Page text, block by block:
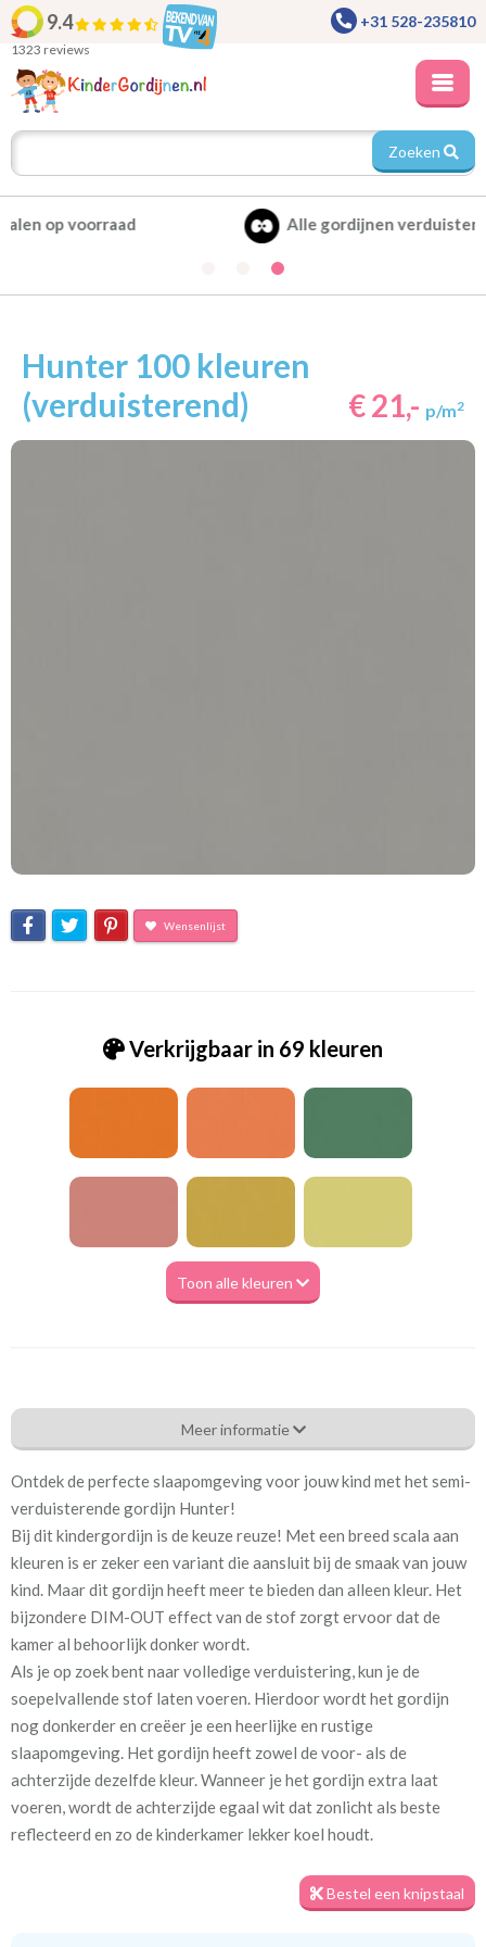
9.4
1323 reviews
+31 528-235810
Zoeken
Alle gordijnen verduisterend leverbaar
Hunter 100 kleuren
(verduisterend)
€ 21,- p/m2
Wensenlijst
Verkrijgbaar in 69 kleuren
Toon alle kleuren
Va_Hunter 1019 Fossil
Eigenschappen gordijnstof
Artikelnummer Va_Hunter 1019 Fossil
Stofbreedte: 140 cm
Meestal eerder, maar houd
rekening met
circa 1-2 weken
Materiaal: 100% polyester
Voor een optimale verduistering geven we je graag een tip. Meet
ontstaan. Daarnaast zorgt het plaatsen van een rail aan het
plafond en het gordijn tot aan de vloer voor de minste
Meer informatie
Ontdek de perfecte slaapomgeving voor jouw kind met het semi-
verduisterende gordijn Hunter!
Bij dit kindergordijn is de keuze reuze! Met een breed scala aan
kleuren is er zeker een variant die aansluit bij de smaak van jouw
kind. Maar dit gordijn heeft meer te bieden dan alleen kleur. Het
bijzondere DIM-OUT effect van de stof zorgt ervoor dat de
kamer al behoorlijk donker wordt.
Als je op zoek bent naar volledige verduistering, kun je de
soepelvallende stof laten voeren. Hierdoor wordt het gordijn
nog donkerder en creëer je een heerlijke en rustige
slaapomgeving. Het gordijn heeft zowel de voor- als de
achterzijde dezelfde kleur. Wanneer je het gordijn extra laat
voeren, wordt de achterzijde egaal wit dat zonlicht als beste
reflecteerd en zo de kinderkamer lekker koel houdt.
Bestel een knipstaal